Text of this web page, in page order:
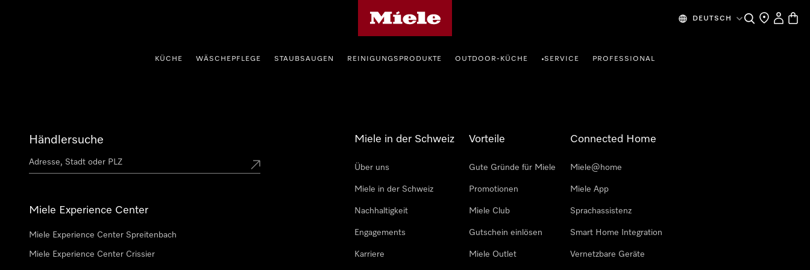
DEUTSCH SucheHändlersuche
Mein
KÜCHE WÄSCHEPFLEGE STAUBSAUGEN REINIGUNGSPRODUKTE OUTDOOR-KÜCHE •SERVICE PROFESSIONAL
Händlersuche
Miele Experience Center
Miele Experience Center Spreitenbach
Miele Experience Center Crissier
Miele in der Schweiz
Über uns
Miele in der Schweiz
Nachhaltigkeit
Engagements
Karriere
Vorteile
Gute Gründe für Miele
Promotionen
Miele Club
Gutschein einlösen
Miele Outlet
Connected Home
Miele@home
Miele App
Sprachassistenz
Smart Home Integration
Vernetzbare Geräte